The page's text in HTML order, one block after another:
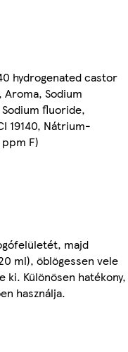
hydrogenated castor
Sodium
fluoride,
19140, Nátrium-
F)
majd
ml), öblögessen vele
ki. Különösen hatékony,
használja.